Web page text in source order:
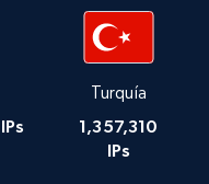
IPs
Turquía
1,357,310
IPs